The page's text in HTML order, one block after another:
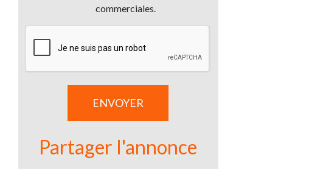
commerciales.
Partager l'annonce